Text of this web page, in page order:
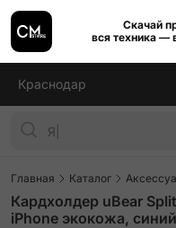
Скачай
вся техника —
Краснодар
Главная Каталог
Кардхолдер uBear
iPhone экокожа, синий